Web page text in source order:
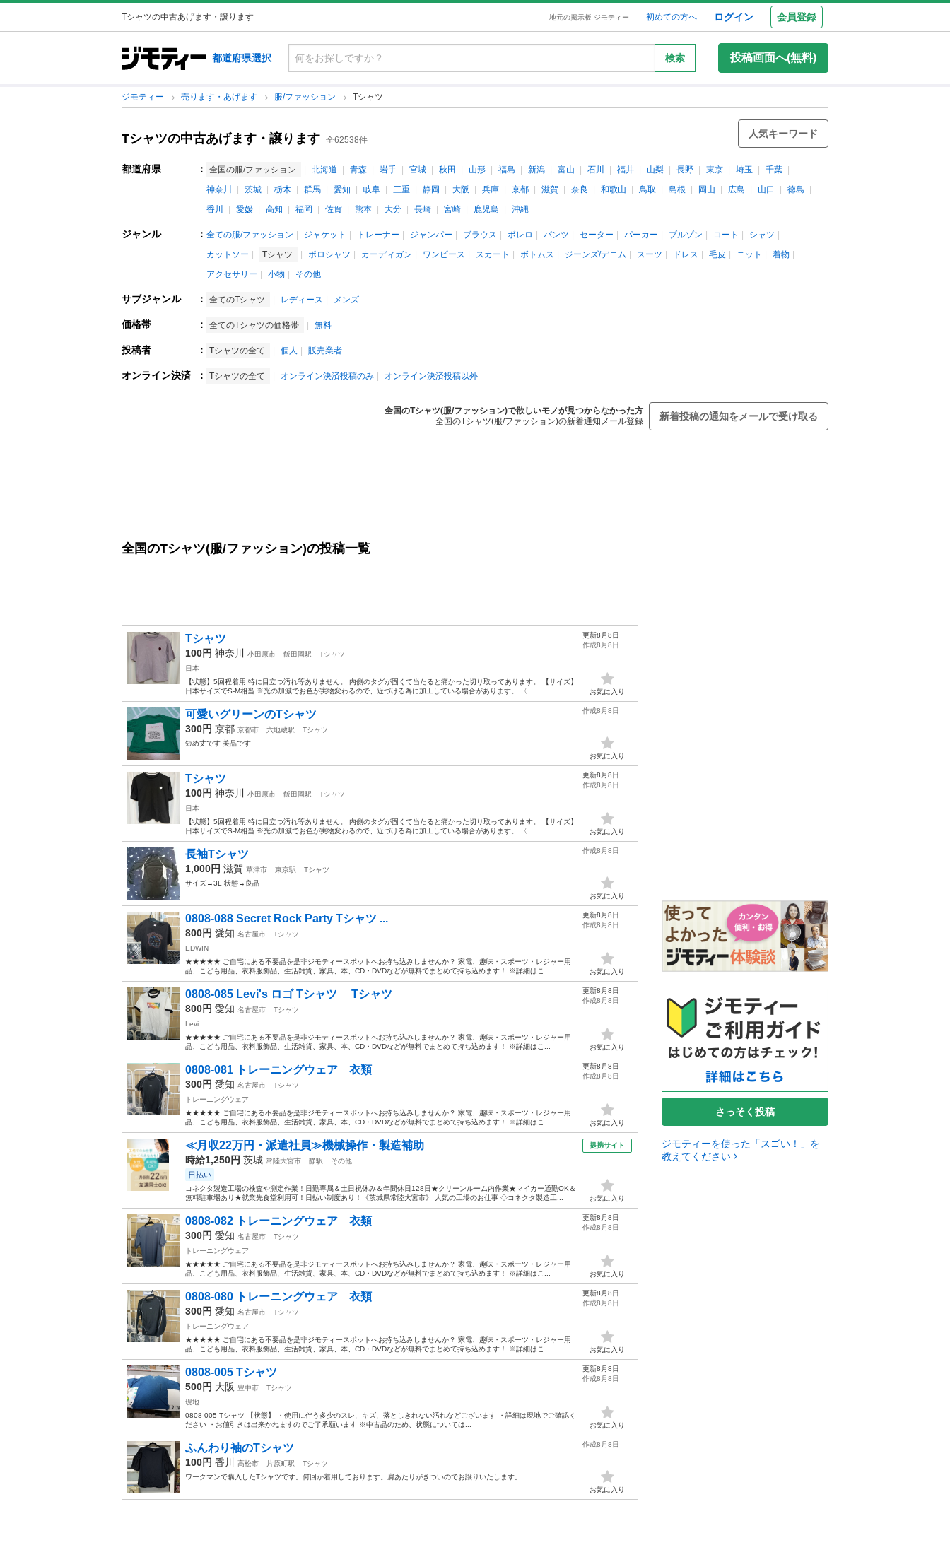
Tシャツの中古あげます・譲ります 地元の掲示板 ジモティー 初めての方へ ログイン 会員登録
都道府県選択 検索 投稿画面へ(無料)
ジモティー 売ります・あげます 服/ファッション Tシャツ
Tシャツの中古あげます・譲ります 全62538件
人気キーワード
都道府県 ： 全国の服/ファッション 北海道 青森 岩手 宮城 秋田 山形 福島 新潟 富山 石川 福井 山梨 長野 東京 埼玉
千葉
神奈川
茨城 栃木 群馬 愛知 岐阜 三重 静岡 大阪 兵庫 京都 滋賀 奈良 和歌山 鳥取 島根 岡山 広島 山口
徳島
香川
愛媛 高知 福岡 佐賀 熊本 大分 長崎 宮崎 鹿児島 沖縄
ジャンル ： 全ての服/ファッション ジャケット トレーナー ジャンパー ブラウス ボレロ パンツ セーター パーカー ブルゾン コート
シャツ
カットソー
Tシャツ ポロシャツ カーディガン ワンピース スカート ボトムス ジーンズ/デニム スーツ ドレス 毛皮 ニット
着物
アクセサリー
小物 その他
サブジャンル ： 全てのTシャツ レディース メンズ
価格帯 ： 全てのTシャツの価格帯 無料
投稿者 ： Tシャツの全て 個人 販売業者
オンライン決済 ： Tシャツの全て オンライン決済投稿のみ オンライン決済投稿以外
全国のTシャツ(服/ファッション)で欲しいモノが見つからなかった方
全国のTシャツ(服/ファッション)の新着通知メール登録
新着投稿の通知をメールで受け取る
全国のTシャツ(服/ファッション)の投稿一覧
Tシャツ
100円 神奈川 小田原市 飯田岡駅
Tシャツ
日本
【状態】5回程着用 特に目立つ汚れ等ありません。 内側のタグが固くて当たると痛かった切り取ってあります。 【サイズ】
日本サイズでS-M相当 ※光の加減でお色が実物変わるので、近づける為に加工している場合があります。 〈...
更新8月8日
作成8月8日
お気に入り
可愛いグリーンのTシャツ
300円 京都 京都市 六地蔵駅
Tシャツ
短め丈です 美品です
作成8月8日
お気に入り
Tシャツ
100円 神奈川 小田原市 飯田岡駅
Tシャツ
日本
【状態】5回程着用 特に目立つ汚れ等ありません。 内側のタグが固くて当たると痛かった切り取ってあります。 【サイズ】
日本サイズでS-M相当 ※光の加減でお色が実物変わるので、近づける為に加工している場合があります。 〈...
更新8月8日
作成8月8日
お気に入り
長袖Tシャツ
1,000円 滋賀 草津市 東京駅
Tシャツ
サイズ→3L 状態→良品
作成8月8日
お気に入り
0808-088 Secret Rock Party Tシャツ ...
800円 愛知 名古屋市
Tシャツ
EDWIN
★★★★★ ご自宅にある不要品を是非ジモティースポットへお持ち込みしませんか？ 家電、趣味・スポーツ・レジャー用
品、こども用品、衣料服飾品、生活雑貨、家具、本、CD・DVDなどが無料でまとめて持ち込めます！ ※詳細はこ...
更新8月8日
作成8月8日
お気に入り
0808-085 Levi's ロゴ Tシャツ Tシャツ
800円 愛知 名古屋市
Tシャツ
Levi
★★★★★ ご自宅にある不要品を是非ジモティースポットへお持ち込みしませんか？ 家電、趣味・スポーツ・レジャー用
品、こども用品、衣料服飾品、生活雑貨、家具、本、CD・DVDなどが無料でまとめて持ち込めます！ ※詳細はこ...
更新8月8日
作成8月8日
お気に入り
0808-081 トレーニングウェア 衣類
300円 愛知 名古屋市
Tシャツ
トレーニングウェア
★★★★★ ご自宅にある不要品を是非ジモティースポットへお持ち込みしませんか？ 家電、趣味・スポーツ・レジャー用
品、こども用品、衣料服飾品、生活雑貨、家具、本、CD・DVDなどが無料でまとめて持ち込めます！ ※詳細はこ...
更新8月8日
作成8月8日
お気に入り
≪月収22万円・派遣社員≫機械操作・製造補助
時給1,250円 茨城 常陸大宮市 静駅 その他
日払い
コネクタ製造工場の検査や測定作業！日勤専属＆土日祝休み＆年間休日128日★クリーンルーム内作業★マイカー通勤OK＆
無料駐車場あり★就業先食堂利用可！日払い制度あり！《茨城県常陸大宮市》 人気の工場のお仕事 ◇コネクタ製造工...
提携サイト
お気に入り
0808-082 トレーニングウェア 衣類
300円 愛知 名古屋市
Tシャツ
トレーニングウェア
★★★★★ ご自宅にある不要品を是非ジモティースポットへお持ち込みしませんか？ 家電、趣味・スポーツ・レジャー用
品、こども用品、衣料服飾品、生活雑貨、家具、本、CD・DVDなどが無料でまとめて持ち込めます！ ※詳細はこ...
更新8月8日
作成8月8日
お気に入り
0808-080 トレーニングウェア 衣類
300円 愛知 名古屋市
Tシャツ
トレーニングウェア
★★★★★ ご自宅にある不要品を是非ジモティースポットへお持ち込みしませんか？ 家電、趣味・スポーツ・レジャー用
品、こども用品、衣料服飾品、生活雑貨、家具、本、CD・DVDなどが無料でまとめて持ち込めます！ ※詳細はこ...
更新8月8日
作成8月8日
お気に入り
0808-005 Tシャツ
500円 大阪 豊中市
Tシャツ
現地
0808-005 Tシャツ 【状態】 ・使用に伴う多少のスレ、キズ、落としきれない汚れなどございます ・詳細は現地でご確認く
ださい ・お値引きは出来かねますのでご了承願います ※中古品のため、状態については...
更新8月8日
作成8月8日
お気に入り
ふんわり袖のTシャツ
100円 香川 高松市 片原町駅
Tシャツ
ワークマンで購入したTシャツです。何回か着用しております。肩あたりがきついのでお譲りいたします。
作成8月8日
お気に入り
さっそく投稿
ジモティーを使った「スゴい！」を
教えてください